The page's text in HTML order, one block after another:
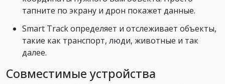
тапните по экрану и дрон покажет данные.
Smart Track определяет и отслеживает объекты,
такие как транспорт, люди, животные и так
далее.
Совместимые устройства